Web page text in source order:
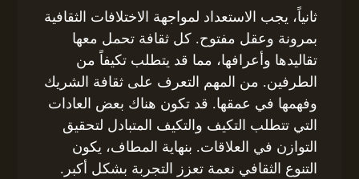
ثانياً، يجب الاستعداد لمواجهة الاختلافات الثقافية
بمرونة وعقل مفتوح. كل ثقافة تحمل معها
تقاليدها وأعرافها، مما قد يتطلب تكيفاً من
الطرفين. من المهم التعرف على ثقافة الشريك
وفهمها في عمقها. قد تكون هناك بعض العادات
التي تتطلب التكيف والتكيف المتبادل لتحقيق
التوازن في العلاقات. بنهاية المطاف، يكون
التنوع الثقافي نعمة تعزز التجربة بشكل أكبر.